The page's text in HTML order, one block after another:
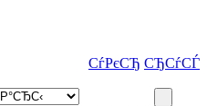
СѓРєСЂ СЂСѓСЃ